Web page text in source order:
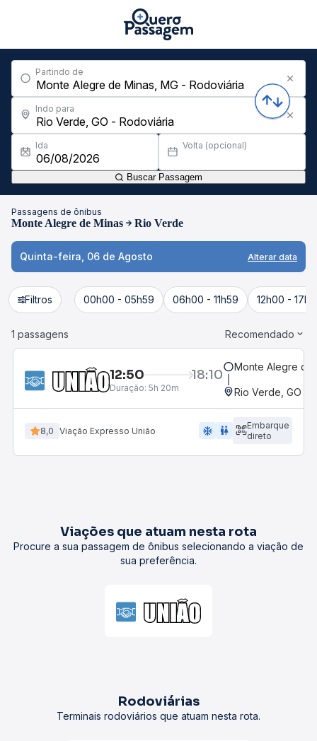
Partindo de
Indo para
Ida Volta (opcional)
Buscar Passagem
Passagens de ônibus
Monte Alegre de Minas Rio Verde
Quinta-feira, 06 de Agosto Alterar data
Filtros 00h00 - 05h59 06h00 - 11h59 12h00 -
1 passagens Recomendado
12:50 18:10
Duração: 5h 20m
Monte Alegre de
Rio Verde, GO -
8,0 Viação Expresso União ac_unit wc
Embarque
direto
Viações que atuam nesta rota
Procure a sua passagem de ônibus selecionando a viação de
sua preferência.
Rodoviárias
Terminais rodoviários que atuam nesta rota.